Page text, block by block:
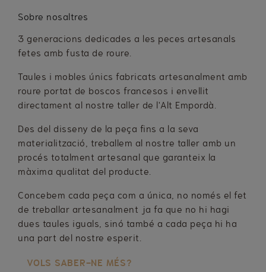
Sobre nosaltres
3 generacions dedicades a les peces artesanals
fetes amb fusta de roure.
Taules i mobles únics fabricats artesanalment amb
roure portat de boscos francesos i envellit
directament al nostre taller de l'Alt Empordà.
Des del disseny de la peça fins a la seva
materialització, treballem al nostre taller amb un
procés totalment artesanal que garanteix la
màxima qualitat del producte.
Concebem cada peça com a única, no només el fet
de treballar artesanalment ja fa que no hi hagi
dues taules iguals, sinó també a cada peça hi ha
una part del nostre esperit.
VOLS SABER-NE MÉS?